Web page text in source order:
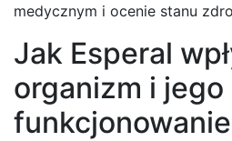
medycznym i ocenie stanu
Jak Esperal
organizm i jego
funkcjonowanie